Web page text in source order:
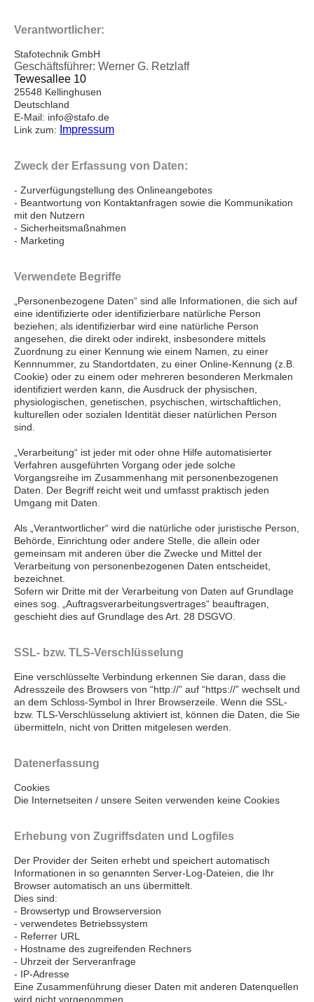
Verantwortlicher:
Stafotechnik GmbH
Geschäftsführer: Werner G. Retzlaff
Tewesallee 10
25548 Kellinghusen
Deutschland
E-Mail: info@stafo.de
Link zum:
Impressum
Zweck der Erfassung von Daten:
- Zurverfügungstellung des Onlineangebotes
- Beantwortung von Kontaktanfragen sowie die Kommunikation
mit den Nutzern
- Sicherheitsmaßnahmen
- Marketing
Verwendete Begriffe
„Personenbezogene Daten“ sind alle Informationen, die sich auf
eine identifizierte oder identifizierbare natürliche Person
beziehen; als identifizierbar wird eine natürliche Person
angesehen, die direkt oder indirekt, insbesondere mittels
Zuordnung zu einer Kennung wie einem Namen, zu einer
Kennnummer, zu Standortdaten, zu einer Online-Kennung (z.B.
Cookie) oder zu einem oder mehreren besonderen Merkmalen
identifiziert werden kann, die Ausdruck der physischen,
physiologischen, genetischen, psychischen, wirtschaftlichen,
kulturellen oder sozialen Identität dieser natürlichen Person
sind.
„Verarbeitung“ ist jeder mit oder ohne Hilfe automatisierter
Verfahren ausgeführten Vorgang oder jede solche
Vorgangsreihe im Zusammenhang mit personenbezogenen
Daten. Der Begriff reicht weit und umfasst praktisch jeden
Umgang mit Daten.
Als „Verantwortlicher“ wird die natürliche oder juristische Person,
Behörde, Einrichtung oder andere Stelle, die allein oder
gemeinsam mit anderen über die Zwecke und Mittel der
Verarbeitung von personenbezogenen Daten entscheidet,
bezeichnet.
Sofern wir Dritte mit der Verarbeitung von Daten auf Grundlage
eines sog. „Auftragsverarbeitungsvertrages“ beauftragen,
geschieht dies auf Grundlage des Art. 28 DSGVO.
SSL- bzw. TLS-Verschlüsselung
Eine verschlüsselte Verbindung erkennen Sie daran, dass die
Adresszeile des Browsers von “http://” auf “https://” wechselt und
an dem Schloss-Symbol in Ihrer Browserzeile. Wenn die SSL-
bzw. TLS-Verschlüsselung aktiviert ist, können die Daten, die Sie
übermitteln, nicht von Dritten mitgelesen werden.
Datenerfassung
Cookies
Die Internetseiten / unsere Seiten verwenden keine Cookies
Erhebung von Zugriffsdaten und Logfiles
Der Provider der Seiten erhebt und speichert automatisch
Informationen in so genannten Server-Log-Dateien, die Ihr
Browser automatisch an uns übermittelt.
Dies sind:
- Browsertyp und Browserversion
- verwendetes Betriebssystem
- Referrer URL
- Hostname des zugreifenden Rechners
- Uhrzeit der Serveranfrage
- IP-Adresse
Eine Zusammenführung dieser Daten mit anderen Datenquellen
wird nicht vorgenommen.